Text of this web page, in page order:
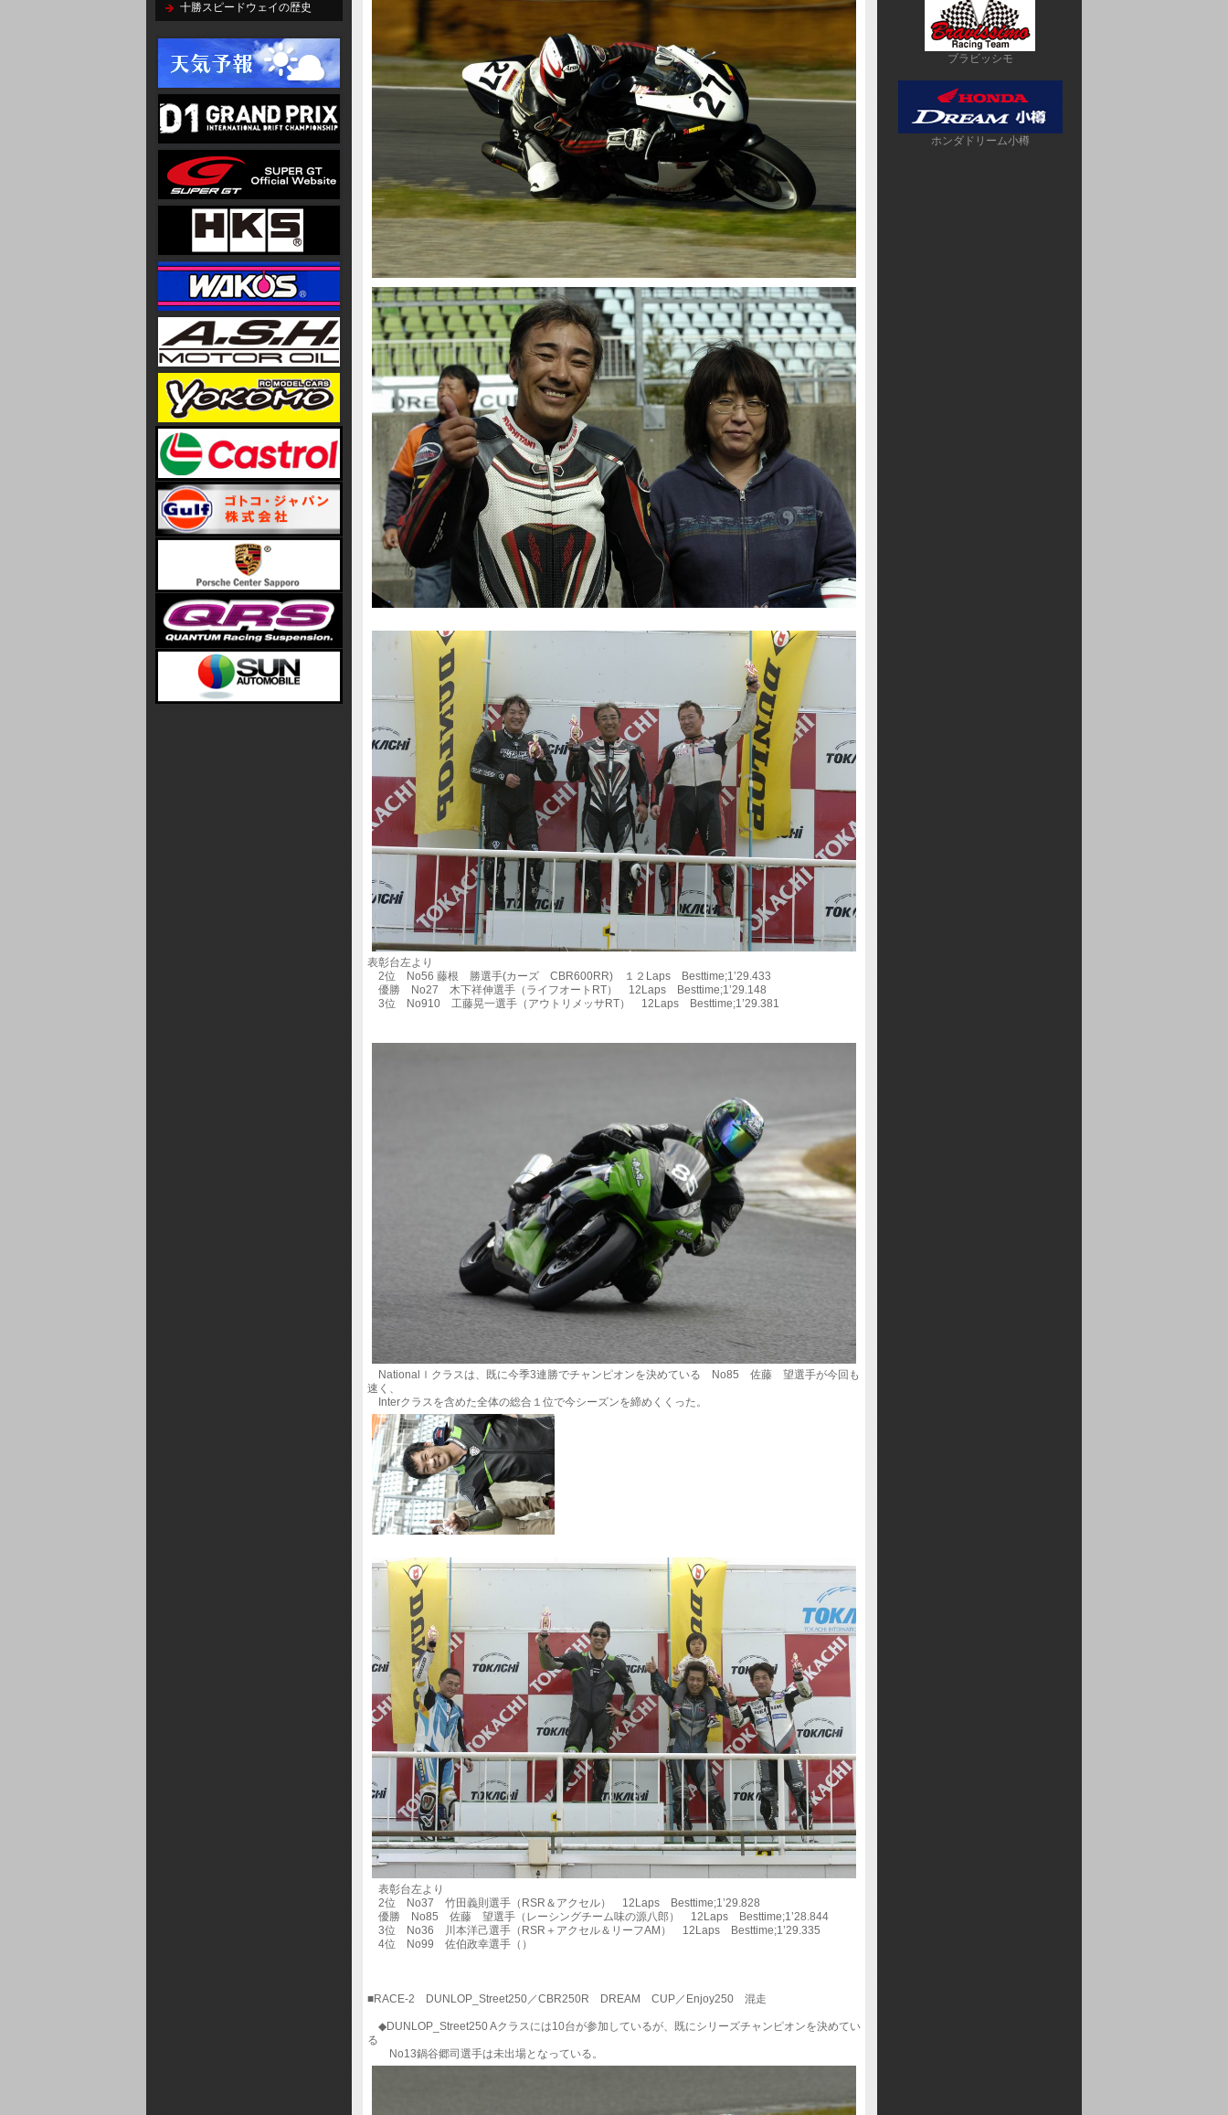
十勝スピードウェイの歴史
表彰台左より
2位 No56 藤根 勝選手(カーズ CBR600RR) １２Laps Besttime;1’29.433
優勝 No27 木下祥伸選手（ライフオートRT） 12Laps Besttime;1’29.148
3位 No910 工藤晃一選手（アウトリメッサRT） 12Laps Besttime;1’29.381
Nationalｌクラスは、既に今季3連勝でチャンピオンを決めている No85 佐藤 望選手が今回も
速く、
Interクラスを含めた全体の総合１位で今シーズンを締めくくった。
表彰台左より
2位 No37 竹田義則選手（RSR＆アクセル） 12Laps Besttime;1’29.828
優勝 No85 佐藤 望選手（レーシングチーム味の源八郎） 12Laps Besttime;1’28.844
3位 No36 川本洋己選手（RSR＋アクセル＆リーフAM） 12Laps Besttime;1’29.335
4位 No99 佐伯政幸選手（）
■RACE-2 DUNLOP_Street250／CBR250R DREAM CUP／Enjoy250 混走
◆DUNLOP_Street250 Aクラスには10台が参加しているが、既にシリーズチャンピオンを決めてい
る
No13鍋谷郷司選手は未出場となっている。
ブラビッシモ
ホンダドリーム小樽